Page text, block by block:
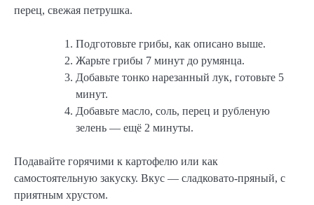
перец, свежая петрушка.
Подготовьте грибы, как описано выше.
Жарьте грибы 7 минут до румянца.
Добавьте тонко нарезанный лук, готовьте 5
минут.
Добавьте масло, соль, перец и рубленую
зелень — ещё 2 минуты.
Подавайте горячими к картофелю или как
самостоятельную закуску. Вкус — сладковато-пряный, с
приятным хрустом.